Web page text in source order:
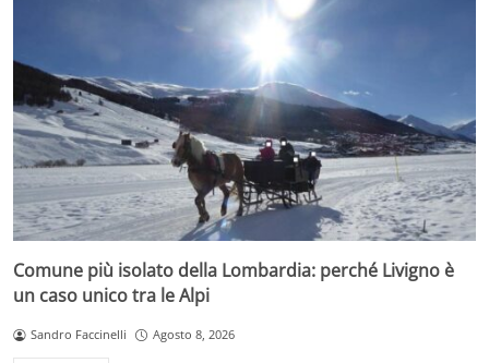
Comune più isolato della Lombardia: perché Livigno è
un caso unico tra le Alpi
Sandro Faccinelli Agosto 8, 2026